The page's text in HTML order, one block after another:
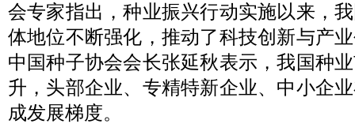
会专家指出，种业振兴行动实施以来，
体地位不断强化，推动了科技创新与产
中国种子协会会长张延秋表示，我国种
升，头部企业、专精特新企业、中小企
成发展梯度。